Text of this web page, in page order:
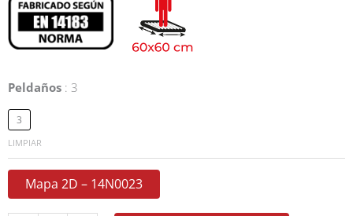
Peldaños 3
3
LIMPIAR
Mapa 2D – 14N0023
Taburete
Nuptse
cantidad